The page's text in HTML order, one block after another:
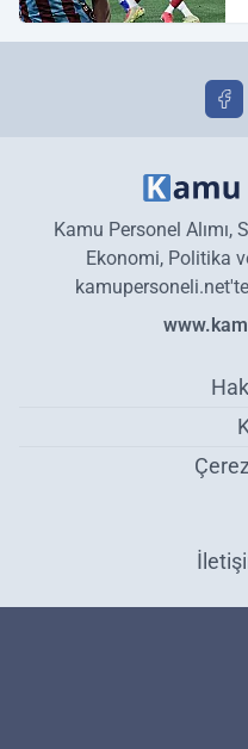
Kamu Personel Alımı,
Ekonomi, Politika